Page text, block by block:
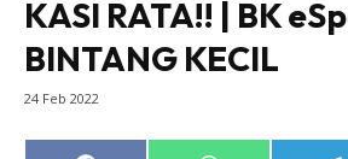
KASI RATA!! | BK
BINTANG KECIL
24 Feb 2022